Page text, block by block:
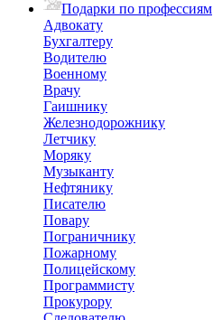
Подарки по профессиям
Адвокату
Бухгалтеру
Водителю
Военному
Врачу
Гаишнику
Железнодорожнику
Летчику
Моряку
Музыканту
Нефтянику
Писателю
Повару
Пограничнику
Пожарному
Полицейскому
Программисту
Прокурору